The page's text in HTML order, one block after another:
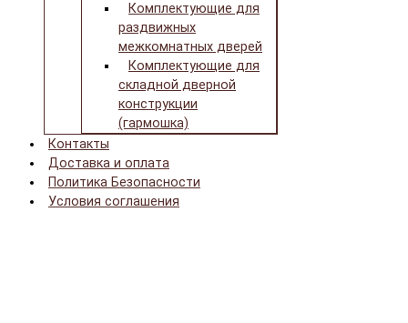
Комплектующие для
раздвижных
межкомнатных дверей
Комплектующие для
складной дверной
конструкции
(гармошка)
Контакты
Доставка и оплата
Политика Безопасности
Условия соглашения